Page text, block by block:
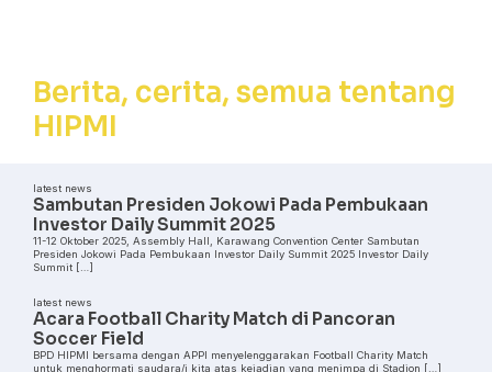
Berita, cerita, semua tentang
HIPMI
latest news
Sambutan Presiden Jokowi Pada Pembukaan
Investor Daily Summit 2025
11-12 Oktober 2025, Assembly Hall, Karawang Convention Center Sambutan
Presiden Jokowi Pada Pembukaan Investor Daily Summit 2025 Investor Daily
Summit […]
latest news
Acara Football Charity Match di Pancoran
Soccer Field
BPD HIPMI bersama dengan APPI menyelenggarakan Football Charity Match
untuk menghormati saudara/i kita atas kejadian yang menimpa di Stadion […]